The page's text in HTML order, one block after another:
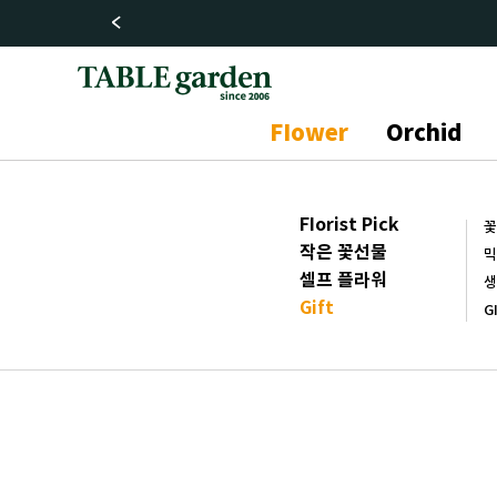
FIower Orchid
FIorist Pick
작은 꽃선물
셀프 플라워
Gift